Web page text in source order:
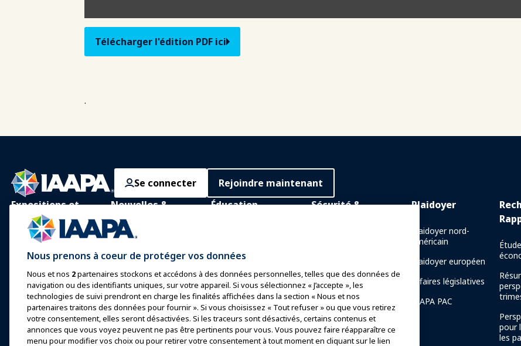
Télécharger l'édition PDF ici
.
Se connecter Rejoindre maintenant
Expositions et
Événements
IAAPA Expo
Expo Europe
Expo Asie
Expo Moyen-Orient
Événements à venir
Nouvelles &
Funworld
Fonctionnalités
Faites de la publicité avec
IAAPA
Numéros précédents
Écrire pour Funworld
Éducation
Apprentissage en
personne
Corps de connaissance
commun
Certification
Programmes de la
Fondation IAAPA
Sécurité &
manèges
Directives de sécurité
Ressources en matière de
sécurité
Plaidoyer
Plaidoyer nord-
américain
Plaidoyer européen
Affaires législatives
IAAPA PAC
pour
les
Nous prenons à coeur de protéger vos données
Nous et nos 2partenaires stockons et accédons à des données personnelles, telles que des données de
navigation ou des identifiants uniques, sur votre appareil. Si vous sélectionnez « J’accepte », les
technologies de suivi prendront en charge les finalités affichées dans la section « Nous et nos
partenaires traitons des données pour fournir ». Si vous choisissez « Tout refuser » ou que vous retirez
votre consentement, elles seront désactivées. Si les traceurs sont désactivés, certains contenus et
annonces que vous voyez peuvent ne pas être pertinents pour vous. Vous pouvez faire réapparaître ce
menu pour modifier vos choix ou pour retirer votre consentement à tout moment en cliquant sur le lien